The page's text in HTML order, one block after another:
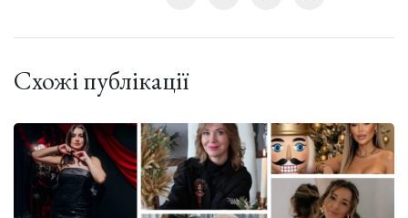
Схожі публікації